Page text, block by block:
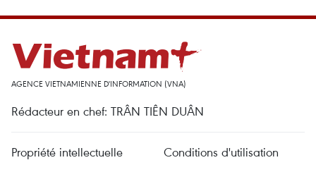
AGENCE VIETNAMIENNE D'INFORMATION (VNA)
Rédacteur en chef: TRÂN TIÊN DUÂN
Propriété intellectuelle
Conditions d'utilisation